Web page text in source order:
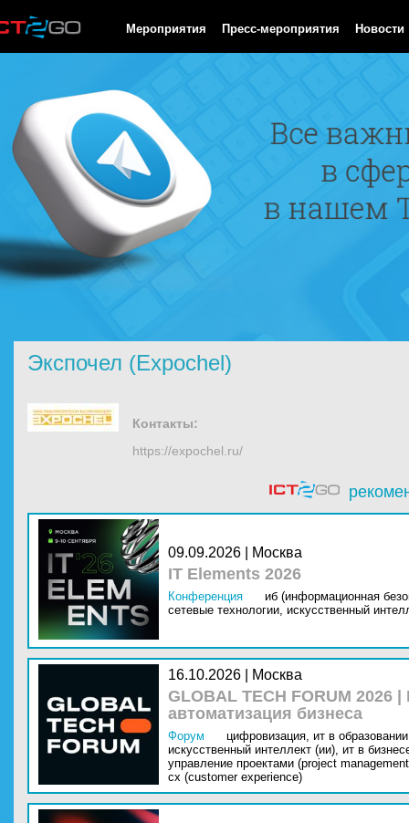
Мероприятия Пресс-мероприятия Новости
Экспочел (Expochel)
Контакты:
https://expochel.ru/
09.09.2026 | Москва
IT Elements 2026
Конференция
иб (информационная
сетевые технологии, искусственный
16.10.2026 | Москва
GLOBAL TECH FORUM
автоматизация бизнеса
Форум цифровизация, ит в
искусственный интеллект (ии), ит в
управление проектами (project
cx (customer experience)